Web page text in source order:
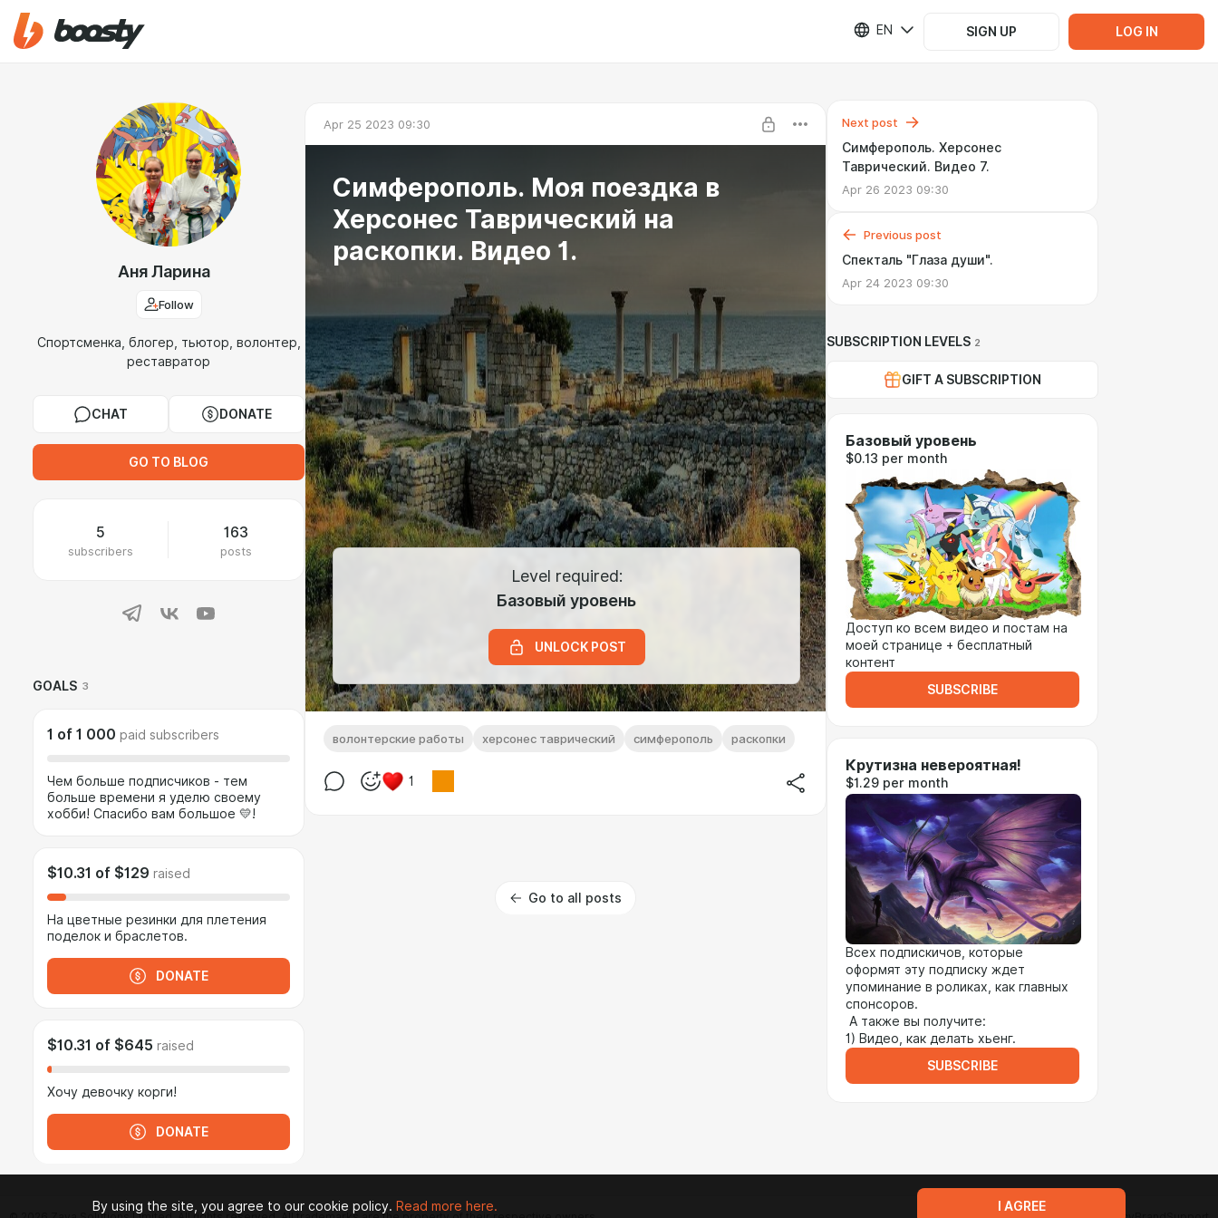
EN SIGN UP LOG IN
Аня Ларина
Follow
Спортсменка, блогер, тьютор, волонтер,
реставратор
CHAT DONATE
GO TO BLOG
5
subscribers
163
posts
GOALS 3
1 of 1 000 paid subscribers
Чем больше подписчиков - тем
больше времени я уделю своему
хобби! Спасибо вам большое 💛!
$10.31 of $129 raised
На цветные резинки для плетения
поделок и браслетов.
DONATE
$10.31 of $645 raised
Хочу девочку корги!
DONATE
Apr 25 2023 09:30
Симферополь. Моя поездка в
Херсонес Таврический на
раскопки. Видео 1.
Level required:
Базовый уровень
UNLOCK POST
волонтерские работы херсонес таврический симферополь раскопки
1
Go to all posts
Next post
Симферополь. Херсонес
Таврический. Видео 7.
Apr 26 2023 09:30
Previous post
Спекталь "Глаза души".
Apr 24 2023 09:30
SUBSCRIPTION LEVELS 2
GIFT A SUBSCRIPTION
Базовый уровень
$0.13 per month
Доступ ко всем видео и постам на
моей странице + бесплатный
контент
SUBSCRIBE
Крутизна невероятная!
$1.29 per month
Всех подпискичов, которые
оформят эту подписку ждет
упоминание в роликах, как главных
спонсоров.
А также вы получите:
1) Видео, как делать хьенг.
SUBSCRIBE
By using the site, you agree to our cookie policy. Read more here. I AGREE